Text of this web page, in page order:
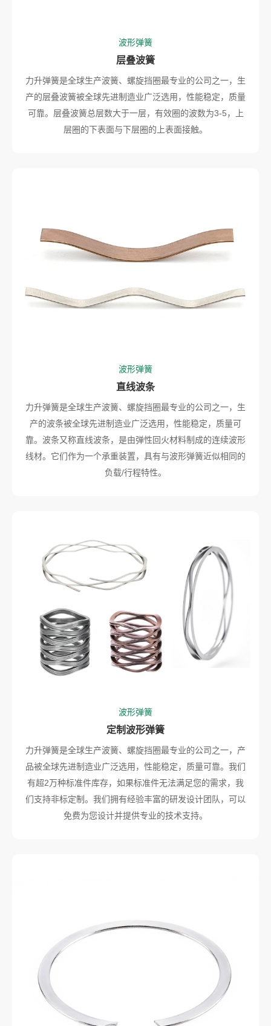
波形弹簧
层叠波簧
力升弹簧是全球生产波簧、螺旋挡圈最专业的公司之一，生
产的层叠波簧被全球先进制造业广泛选用，性能稳定，质量
可靠。层叠波簧总层数大于一层，有效圈的波数为3-5，上
层圈的下表面与下层圈的上表面接触。
波形弹簧
直线波条
力升弹簧是全球生产波簧、螺旋挡圈最专业的公司之一，生
产的波条被全球先进制造业广泛选用，性能稳定，质量可
靠。波条又称直线波条，是由弹性回火材料制成的连续波形
线材。它们作为一个承重装置，具有与波形弹簧近似相同的
负载/行程特性。
波形弹簧
定制波形弹簧
力升弹簧是全球生产波簧、螺旋挡圈最专业的公司之一，产
品被全球先进制造业广泛选用，性能稳定，质量可靠。我们
有超2万种标准件库存，如果标准件无法满足您的需求，我
们支持非标定制。我们拥有经验丰富的研发设计团队，可以
免费为您设计并提供专业的技术支持。